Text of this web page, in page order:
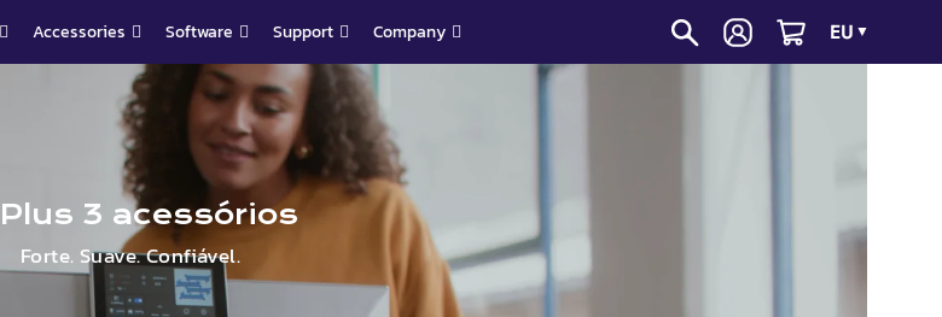
Accessories Software Support Company EU ▼
Plus 3 acessórios
Forte. Suave. Confiável.